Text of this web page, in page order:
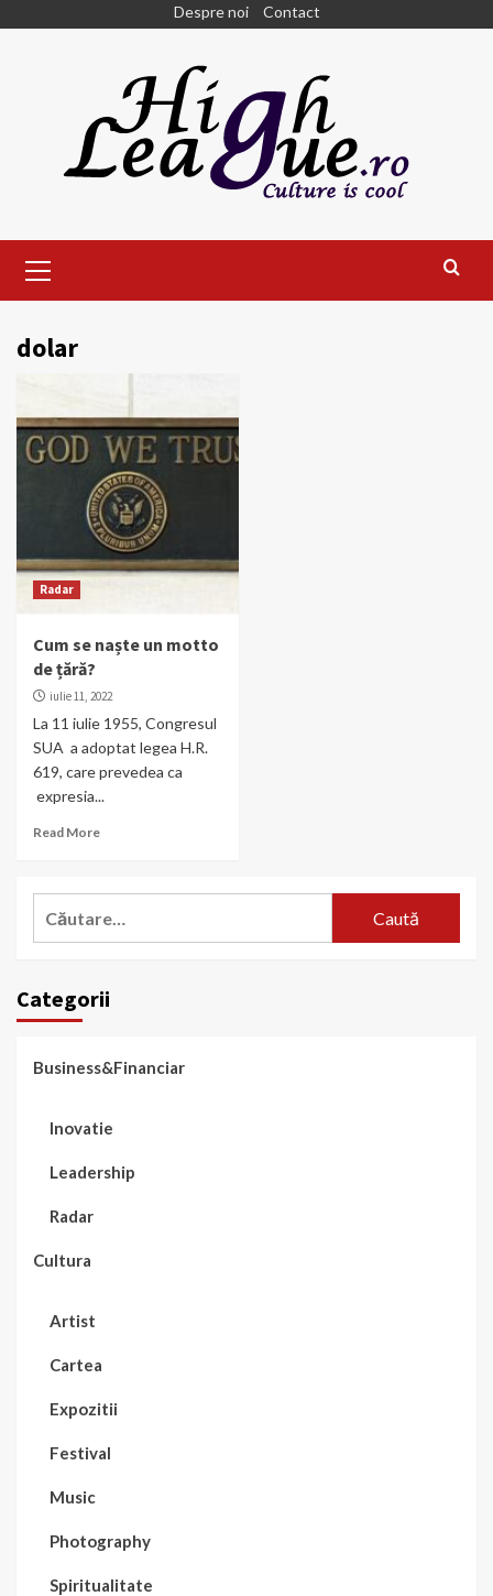
Despre noi Contact
Menu
dolar
Radar
Cum se naște un motto
de țără?
iulie 11, 2022
La 11 iulie 1955, Congresul
SUA a adoptat legea H.R.
619, care prevedea ca
expresia...
Read More
Categorii
Business&Financiar
Inovatie
Leadership
Radar
Cultura
Artist
Cartea
Expozitii
Festival
Music
Photography
Spiritualitate